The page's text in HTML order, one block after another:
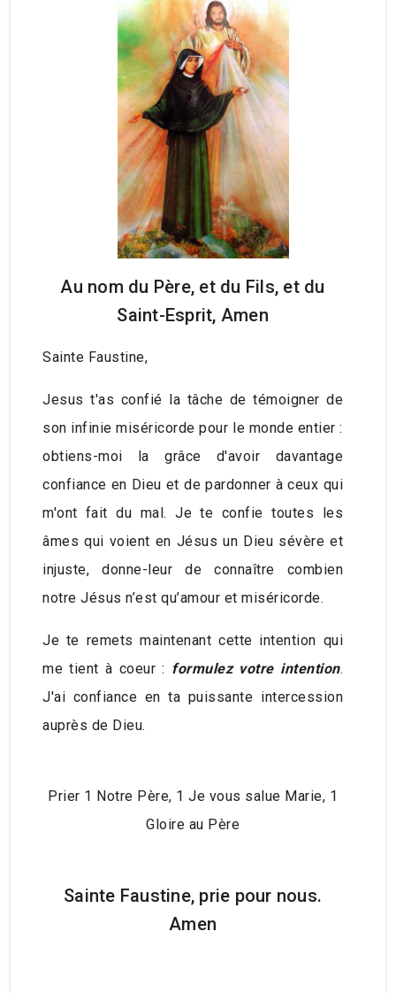
Au nom du Père, et du Fils, et du
Saint-Esprit, Amen
Sainte Faustine,
Jesus t'as confié la tâche de témoigner de
son infinie miséricorde pour le monde entier :
obtiens-moi la grâce d'avoir davantage
confiance en Dieu et de pardonner à ceux qui
m'ont fait du mal. Je te confie toutes les
âmes qui voient en Jésus un Dieu sévère et
injuste, donne-leur de connaître combien
notre Jésus n’est qu’amour et miséricorde.
Je te remets maintenant cette intention qui
me tient à coeur : formulez votre intention.
J'ai confiance en ta puissante intercession
auprès de Dieu.
Prier 1 Notre Père, 1 Je vous salue Marie, 1
Gloire au Père
Sainte Faustine, prie pour nous.
Amen